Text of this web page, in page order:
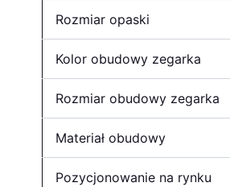
Rozmiar opaski
Kolor obudowy zegarka
Rozmiar obudowy zegarka
Materiał obudowy
Pozycjonowanie na rynku